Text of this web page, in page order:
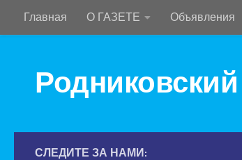
Перейти к содержимому
Главная О ГАЗЕТЕ Объявления
СЛЕДИТЕ ЗА НАМИ: